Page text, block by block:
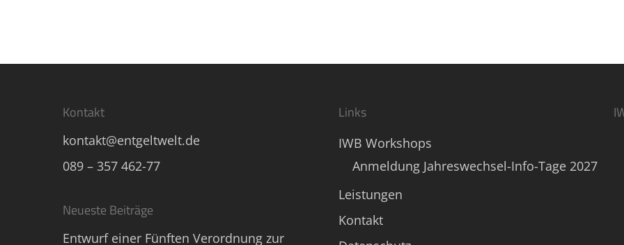
Kontakt
kontakt@entgeltwelt.de
089 – 357 462-77
Neueste Beiträge
Entwurf einer Fünften Verordnung zur
Links
IWB Workshops
Anmeldung Jahreswechsel-Info-Tage 2027
Leistungen
Kontakt